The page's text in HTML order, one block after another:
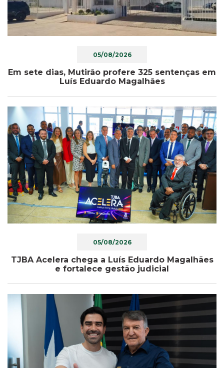
05/08/2026
Em sete dias, Mutirão profere 325 sentenças em
Luís Eduardo Magalhães
05/08/2026
TJBA Acelera chega a Luís Eduardo Magalhães
e fortalece gestão judicial